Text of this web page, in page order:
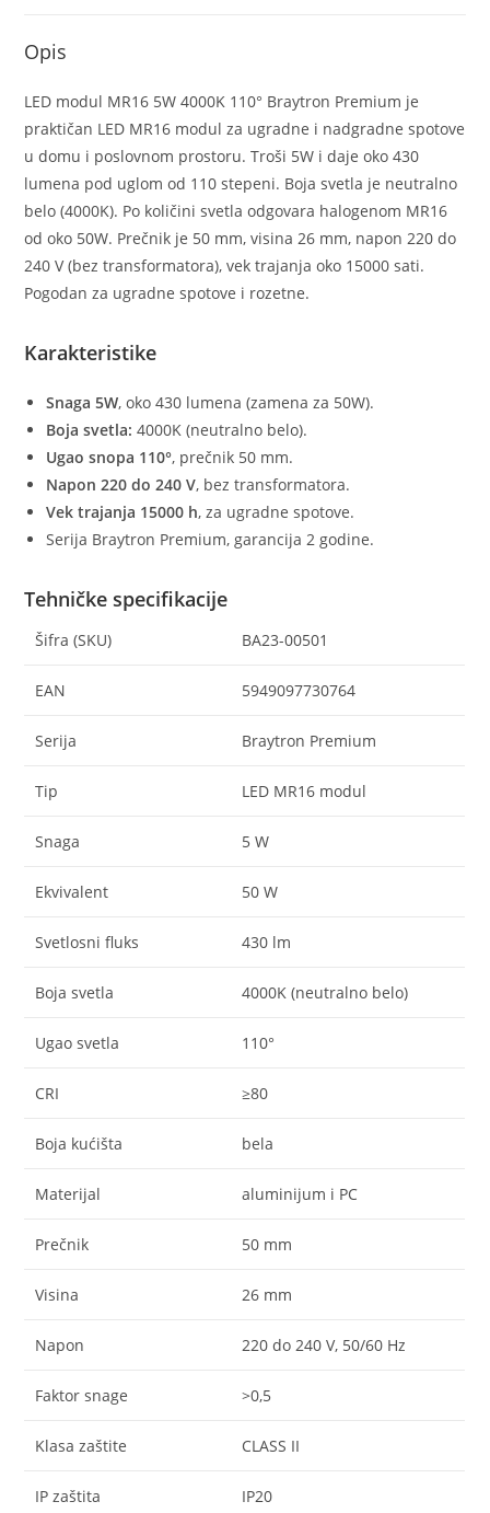
Opis
LED modul MR16 5W 4000K 110° Braytron Premium je
praktičan LED MR16 modul za ugradne i nadgradne spotove
u domu i poslovnom prostoru. Troši 5W i daje oko 430
lumena pod uglom od 110 stepeni. Boja svetla je neutralno
belo (4000K). Po količini svetla odgovara halogenom MR16
od oko 50W. Prečnik je 50 mm, visina 26 mm, napon 220 do
240 V (bez transformatora), vek trajanja oko 15000 sati.
Pogodan za ugradne spotove i rozetne.
Karakteristike
Snaga 5W, oko 430 lumena (zamena za 50W).
Boja svetla: 4000K (neutralno belo).
Ugao snopa 110°, prečnik 50 mm.
Napon 220 do 240 V, bez transformatora.
Vek trajanja 15000 h, za ugradne spotove.
Serija Braytron Premium, garancija 2 godine.
Tehničke specifikacije
Šifra (SKU) BA23-00501
EAN 5949097730764
Serija Braytron Premium
Tip LED MR16 modul
Snaga 5 W
Ekvivalent 50 W
Svetlosni fluks 430 lm
Boja svetla 4000K (neutralno belo)
Ugao svetla 110°
CRI ≥80
Boja kućišta bela
Materijal aluminijum i PC
Prečnik 50 mm
Visina 26 mm
Napon 220 do 240 V, 50/60 Hz
Faktor snage >0,5
Klasa zaštite CLASS II
IP zaštita IP20